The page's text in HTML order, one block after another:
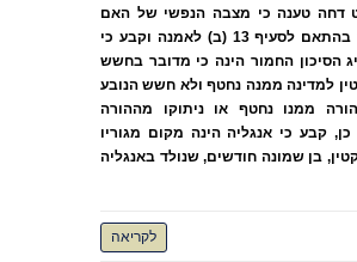
דחה טענה כי מצבה הנפשי של האם
מהווה הגנה בהתאם לסעיף 13 (ב) לאמנה וקבע כי
הסיכון החמור הינה כי מדובר בחשש
למדינה ממנה נחטף ולא חשש הנובע
ממנו נחטף או ניתוקו מההורה
קבע כי אנגליה הינה מקום מגוריו
בן שמונה חודשים, שנולד באנגליה
לקריאה